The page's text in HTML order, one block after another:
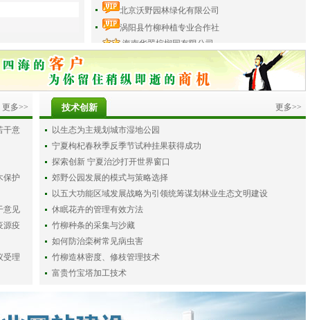
北京沃野园林绿化有限公司
涡阳县竹柳种植专业合作社
海南华翠棕榈园有限公司
更多>>
干意
保护
意见
源疫
受理
技术创新 更多>>
以生态为主规划城市湿地公园
宁夏枸杞春秋季反季节试种挂果获得成功
探索创新 宁夏治沙打开世界窗口
郊野公园发展的模式与策略选择
以五大功能区域发展战略为引领统筹谋划林业生态文明建设
休眠花卉的管理有效方法
竹柳种条的采集与沙藏
如何防治栾树常见病虫害
竹柳造林密度、修枝管理技术
富贵竹宝塔加工技术